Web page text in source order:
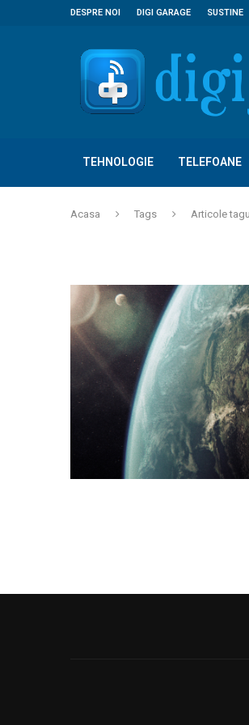
DESPRE NOI DIGI GARAGE SUSTINE
TEHNOLOGIE TELEFOANE
Acasa Tags Articole